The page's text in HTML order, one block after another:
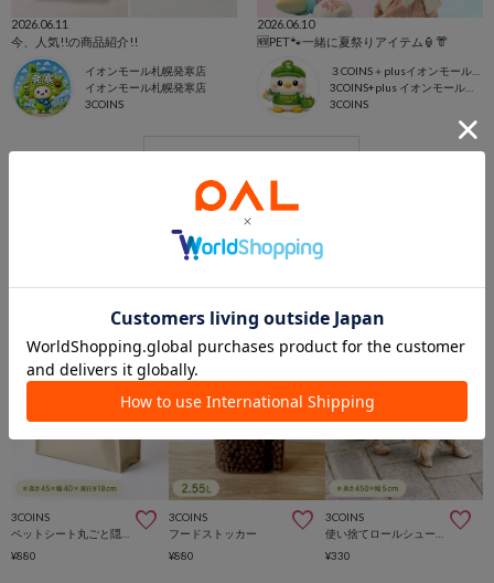
2026.06.11
今、人気!!の商品紹介!!
イオンモール札幌発寒店
イオンモール札幌発寒店
3COINS
2026.06.10
🆕PET🐾一緒に夏祭りアイテム🏮👘
3COINS
3COINS
¥880
3COINS
フードストッカー
¥880
3COINS
¥330